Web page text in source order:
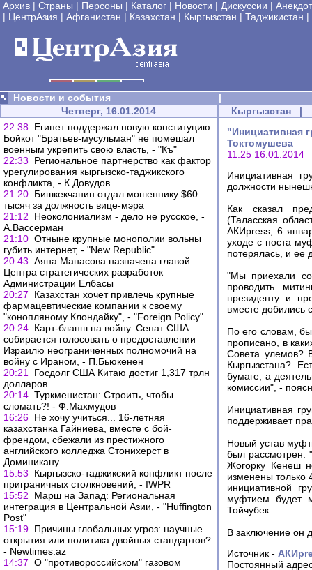
Архив | Страны | Персоны | Каталог | Новости | Дискуссии |
| ЦентрАзия | Афганистан | Казахстан | Кыргызстан | Таджикистан |
Новости и события
|
Четверг, 16.01.2014
22:38 Египет поддержал новую конституцию.
Бойкот "Братьев-мусульман" не помешал
военным укрепить свою власть, - "Къ"
22:33
Региональное партнерство как фактор
урегулирования кыргызско-таджикского
конфликта, - К.Довудов
21:20 Бишкекчанин отдал мошеннику $60
тысяч за должность вице-мэра
21:12
Неоколониализм - дело не русское, -
А.Вассерман
21:10 Отныне крупные монополии вольны
губить интернет, - "New Republic"
20:43 Аяна Манасова назначена главой
Центра стратегических разработок
Администрации Елбасы
20:27
Казахстан хочет привлечь крупные
фармацевтические компании к своему
"конопляному Клондайку", - "Foreign Policy"
20:24 Карт-бланш на войну. Сенат США
собирается голосовать о предоставлении
Израилю неограниченных полномочий на
войну с Ираном, - П.Бьюкенен
20:21
Госдолг США Китаю достиг 1,317 трлн
долларов
20:14 Туркменистан: Строить, чтобы
сломать?! - Ф.Махмудов
16:26 Не хочу учиться... 16-летняя
казахстанка Гайниева, вместе с бой-
френдом, сбежали из престижного
английского колледжа Стонихерст в
Доминикану
15:53
Кыргызско-таджикский конфликт после
приграничных столкновений, - IWPR
15:52
Марш на Запад: Региональная
интеграция в Центральной Азии, - "Huffington
Post"
15:19 Причины глобальных угроз: научные
открытия или политика двойных стандартов?
- Newtimes.az
14:37 О "противороссийском" газовом
Кыргызстан |
"Инициативная
Токтомушева
11:25 16.01.2014
Инициативная
должности
Как сказал
(Таласская
АКИpress, 6
уходе с поста
потерялась, и ее
"Мы приехали со
проводить
президенту и
вместе добились
По его словам,
прописано, в
Совета улемов?
Кыргызстана?
бумаге, а
комиссии", -
Инициативная
поддерживает
Новый устав
был рассмотрен.
Жогорку Кенеш
изменены только
инициативной
муфтием будет
Тойчубек.
В заключение он
Источник -
Постоянный